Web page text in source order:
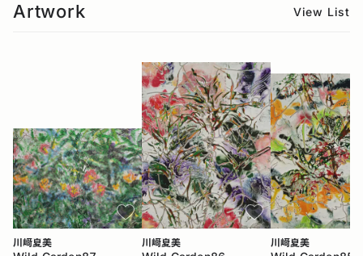
Artwork View List
川﨑夏美 川﨑夏美 川﨑夏美